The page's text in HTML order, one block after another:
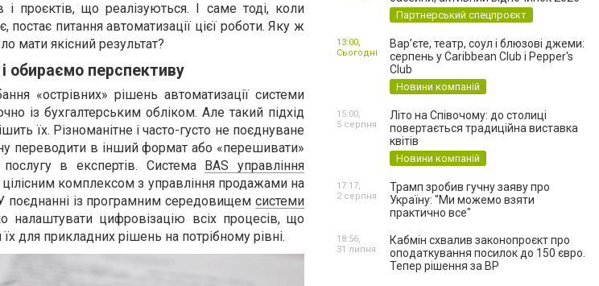
проєктів, що реалізуються. І саме тоді, коли
постає питання автоматизації цієї роботи. Яку ж
мати якісний результат?
обираємо перспективу
«острівних» рішень автоматизації системи
із бухгалтерським обліком. Але такий підхід
їх. Різноманітне і часто-густо не поєднуване
переводити в інший формат або «перешивати»
в експертів. Система BAS управління
комплексом з управління продажами на
поєднанні із програмним середовищем системи
налаштувати цифровізацію всіх процесів, що
для прикладних рішень на потрібному рівні.
Партнерський спецпроєкт
Вар’єте, театр, соул і блюзові джеми:
серпень у Caribbean Club і Pepper's
Club
Новини компаній
13:00,
Сьогодні
Літо на Співочому: до столиці
повертається традиційна виставка
квітів
Новини компаній
15:00,
5 серпня
Трамп зробив гучну заяву про
Україну: "Ми можемо взяти
практично все"
17:17,
2 серпня
Кабмін схвалив законопроєкт про
оподаткування посилок до 150 євро.
Тепер рішення за ВР
18:56,
31 липня